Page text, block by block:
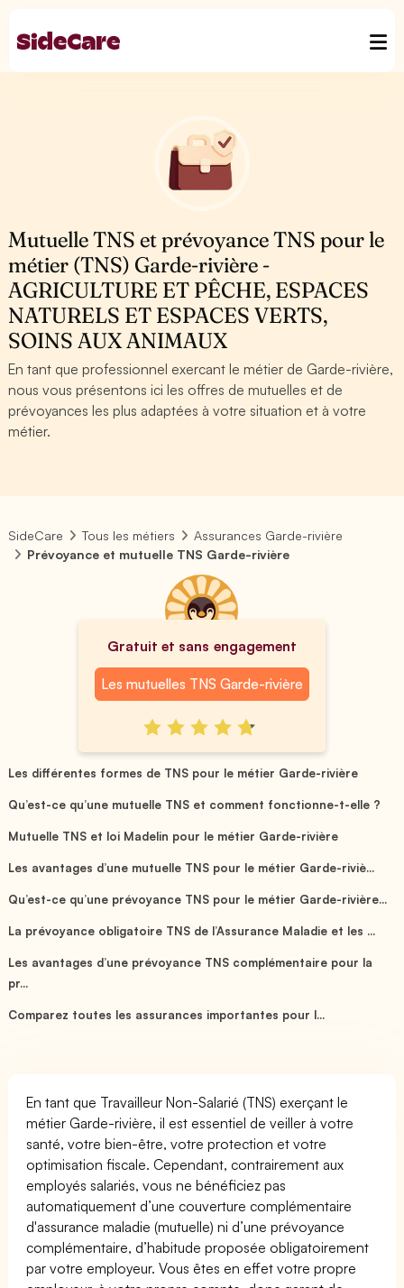
Mutuelle TNS et prévoyance TNS pour le
métier (TNS) Garde-rivière -
AGRICULTURE ET PÊCHE, ESPACES
NATURELS ET ESPACES VERTS,
SOINS AUX ANIMAUX
En tant que professionnel exercant le métier de Garde-rivière,
nous vous présentons ici les offres de mutuelles et de
prévoyances les plus adaptées à votre situation et à votre
métier.
SideCare Tous les métiers
Assurances Garde-rivière
Prévoyance et mutuelle TNS Garde-rivière
Gratuit et sans engagement
Les mutuelles TNS Garde-rivière
Les différentes formes de TNS pour le métier Garde-rivière
Qu’est-ce qu’une mutuelle TNS et comment fonctionne-t-elle ?
Mutuelle TNS et loi Madelin pour le métier Garde-rivière
Les avantages d’une mutuelle TNS pour le métier Garde-riviè...
Qu’est-ce qu’une prévoyance TNS pour le métier Garde-rivière...
La prévoyance obligatoire TNS de l’Assurance Maladie et les ...
Les avantages d’une prévoyance TNS complémentaire pour la
pr...
Comparez toutes les assurances importantes pour l...
En tant que Travailleur Non-Salarié (TNS) exerçant le
métier Garde-rivière, il est essentiel de veiller à votre
santé, votre bien-être, votre protection et votre
optimisation fiscale. Cependant, contrairement aux
employés salariés, vous ne bénéficiez pas
automatiquement d’une couverture complémentaire
d'assurance maladie (mutuelle) ni d’une prévoyance
complémentaire, d’habitude proposée obligatoirement
par votre employeur. Vous êtes en effet votre propre